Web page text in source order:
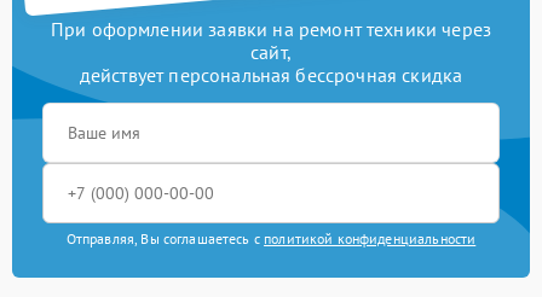
При оформлении заявки на ремонт техники через
сайт,
действует персональная бессрочная скидка
Отправляя, Вы соглашаетесь с политикой конфиденциальности